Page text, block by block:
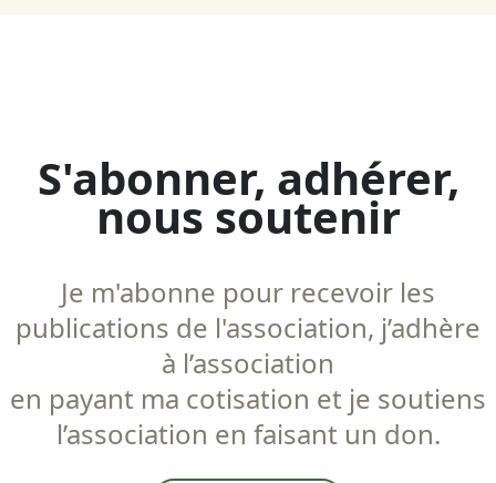
S'abonner, adhérer,
nous soutenir
Je m'abonne pour recevoir les
publications de l'association, j’adhère
à l’association
en payant ma cotisation et je soutiens
l’association en faisant un don.